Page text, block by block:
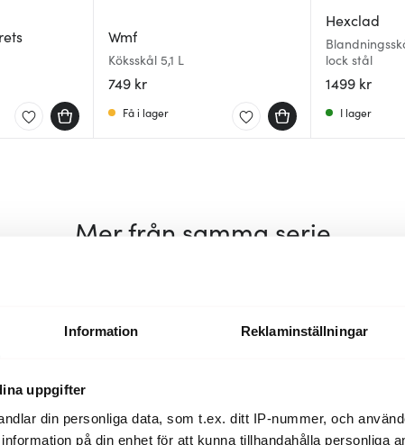
Information Reklaminställningar
uppgifter
din personliga data, som t.ex. ditt IP-nummer, och
på din enhet för att kunna tillhandahålla personliga
Wmf
Köksskål 5,1 L
749 kr
Få i lager
Hexclad
lock stål
1499 kr
I lager
Mer från samma serie